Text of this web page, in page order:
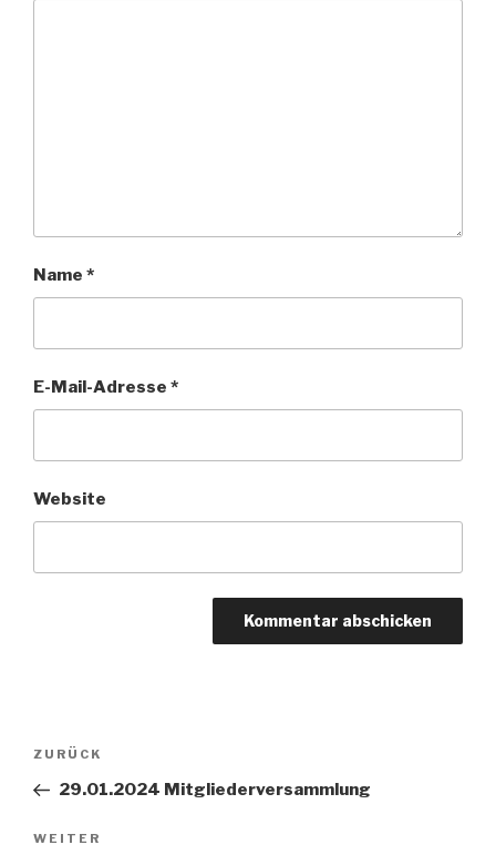
Name *
E-Mail-Adresse *
Website
Beitragsnavigation
Vorheriger
Beitrag
ZURÜCK
29.01.2024 Mitgliederversammlung
Nächster
WEITER